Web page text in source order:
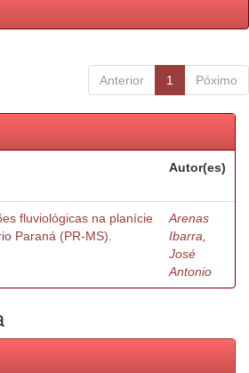
Anterior 1 Póximo
Autor(es)
fluviológicas na planície
Paraná (PR-MS).
Arenas
Ibarra,
José
Antonio